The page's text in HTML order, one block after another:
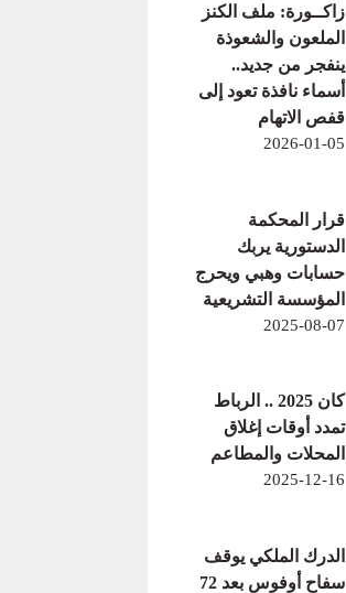
زاكــورة: ملف الكنز
الملعون والشعوذة
ينفجر من جديد..
أسماء نافذة تعود إلى
قفص الاتهام
2026-01-05
قرار المحكمة
الدستورية يربك
حسابات وهبي ويحرج
المؤسسة التشريعية
2025-08-07
كان 2025 .. الرباط
تمدد أوقات إغلاق
المحلات والمطاعم
2025-12-16
الدرك الملكي يوقف
سفاح أوفوس بعد 72